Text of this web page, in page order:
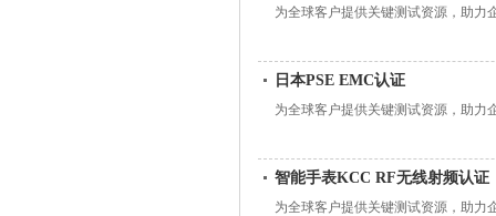
为全球客户提供关键测试资源，助力
日本PSE EMC认证
为全球客户提供关键测试资源，助力
智能手表KCC RF无线射频认证
为全球客户提供关键测试资源，助力